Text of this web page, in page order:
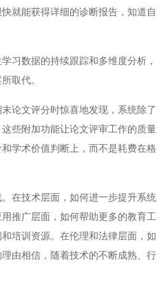
就能获得详细的诊断报告，知道自
习数据的持续跟踪和多维度分析，
取代。
论文评分时惊喜地发现，系统除了
些附加功能让论文评审工作的质量
学术价值判断上，而不是耗费在格
在技术层面，如何进一步提升系统
推广层面，如何帮助更多的教育工
培训资源。在伦理和法律层面，如
由相信，随着技术的不断成熟、行